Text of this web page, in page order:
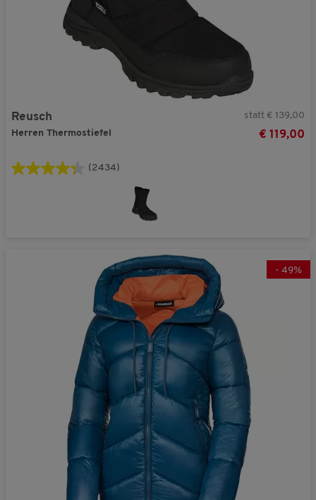
Reusch
Herren Thermostiefel
statt € 139,00
€ 119,00
(2434)
- 49%